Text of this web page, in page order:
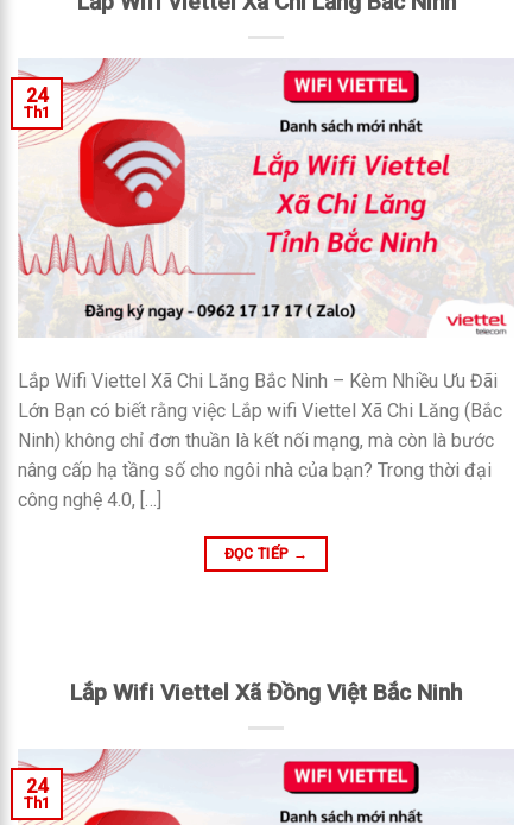
24
Th1
Lắp Wifi Viettel Xã Chi Lăng Bắc Ninh – Kèm Nhiều Ưu Đãi
Lớn Bạn có biết rằng việc Lắp wifi Viettel Xã Chi Lăng (Bắc
Ninh) không chỉ đơn thuần là kết nối mạng, mà còn là bước
nâng cấp hạ tầng số cho ngôi nhà của bạn? Trong thời đại
công nghệ 4.0, […]
ĐỌC TIẾP →
Lắp Wifi Viettel Xã Đồng Việt Bắc Ninh
24
Th1